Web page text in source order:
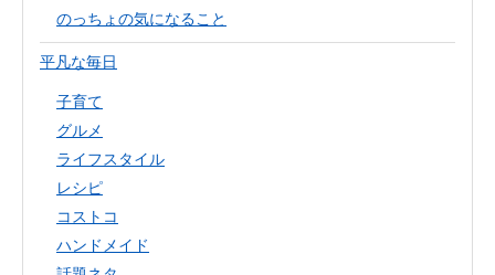
のっちょの気になること
平凡な毎日
子育て
グルメ
ライフスタイル
レシピ
コストコ
ハンドメイド